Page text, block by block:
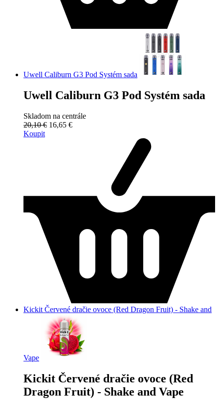
Uwell Caliburn G3 Pod Systém sada
Uwell Caliburn G3 Pod Systém sada
Skladom na centrále
20,10 € 16,65 €
Koupit
Kickit Červené dračie ovoce (Red Dragon Fruit) - Shake and
Vape
Kickit Červené dračie ovoce (Red
Dragon Fruit) - Shake and Vape